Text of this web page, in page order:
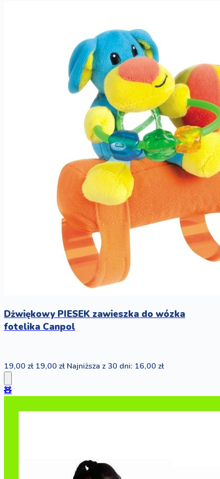
Dżwiękowy PIESEK zawieszka do wózka
fotelika Canpol
19,00 zł 19,00 zł Najniższa z 30 dni: 16,00 zł
🧸